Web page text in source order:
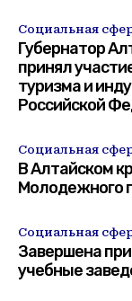
Социальная
Губернатор
принял
туризма и
Российской
Социальная
В Алтайском
Молодежного
Социальная
Завершена
учебные